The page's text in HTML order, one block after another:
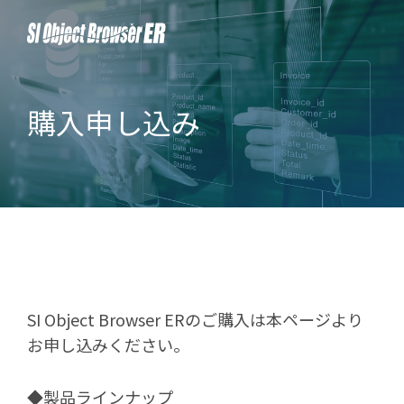
購入申し込み
SI Object Browser ERのご購入は本ページより
お申し込みください。
◆製品ラインナップ